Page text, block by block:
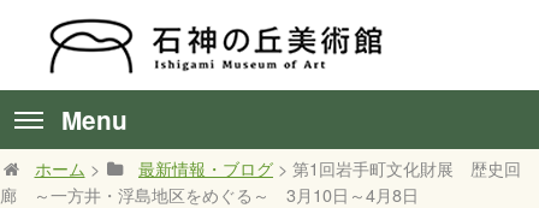
Menu
ホーム > 最新情報・ブログ > 第1回岩手町文化財展 歴史回
廊 ～一方井・浮島地区をめぐる～ 3月10日～4月8日